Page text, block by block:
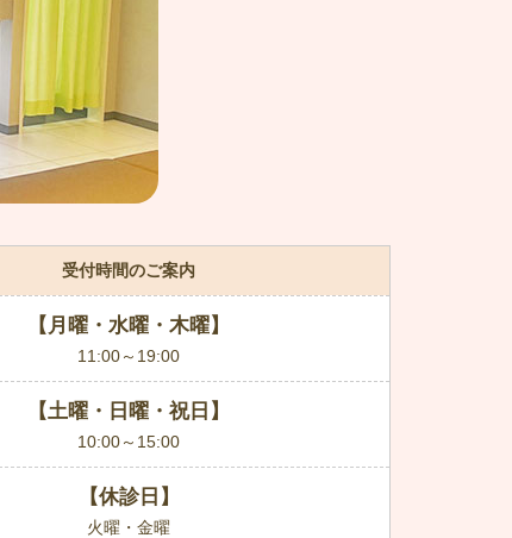
受付時間のご案内
【月曜・水曜・木曜】
11:00～19:00
【土曜・日曜・祝日】
10:00～15:00
【休診日】
火曜・金曜